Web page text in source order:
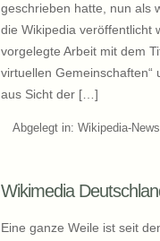
geschrieben hatte, nun als
die Wikipedia veröffentlicht
vorgelegte Arbeit mit dem
virtuellen
aus Sicht der […]
Abgelegt in: Wikipedia-News
Wikimedia
Eine ganze Weile ist seit